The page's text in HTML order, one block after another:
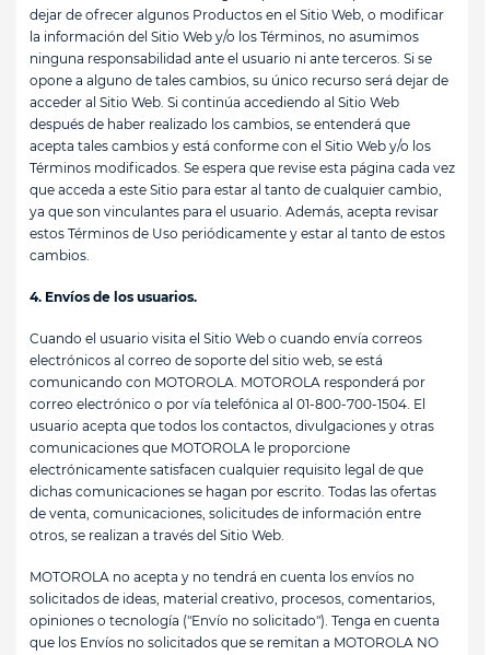
dejar de ofrecer algunos Productos en el Sitio Web, o modificar
la información del Sitio Web y/o los Términos, no asumimos
ninguna responsabilidad ante el usuario ni ante terceros. Si se
opone a alguno de tales cambios, su único recurso será dejar de
acceder al Sitio Web. Si continúa accediendo al Sitio Web
después de haber realizado los cambios, se entenderá que
acepta tales cambios y está conforme con el Sitio Web y/o los
Términos modificados. Se espera que revise esta página cada vez
que acceda a este Sitio para estar al tanto de cualquier cambio,
ya que son vinculantes para el usuario. Además, acepta revisar
estos Términos de Uso periódicamente y estar al tanto de estos
cambios.
4. Envíos de los usuarios.
Cuando el usuario visita el Sitio Web o cuando envía correos
electrónicos al correo de soporte del sitio web, se está
comunicando con MOTOROLA. MOTOROLA responderá por
correo electrónico o por vía telefónica al 01-800-700-1504. El
usuario acepta que todos los contactos, divulgaciones y otras
comunicaciones que MOTOROLA le proporcione
electrónicamente satisfacen cualquier requisito legal de que
dichas comunicaciones se hagan por escrito. Todas las ofertas
de venta, comunicaciones, solicitudes de información entre
otros, se realizan a través del Sitio Web.
MOTOROLA no acepta y no tendrá en cuenta los envíos no
solicitados de ideas, material creativo, procesos, comentarios,
opiniones o tecnología ("Envío no solicitado"). Tenga en cuenta
que los Envíos no solicitados que se remitan a MOTOROLA NO